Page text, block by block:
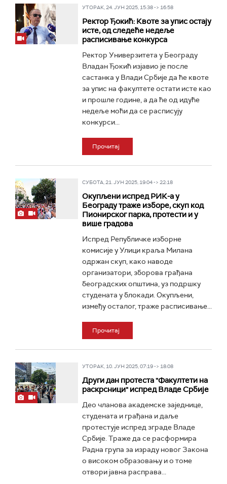
УТОРАК, 24. ЈУН 2025, 15:38 -> 16:58
Ректор Ђокић: Квоте за упис остају
исте, од следеће недеље
расписивање конкурса
Ректор Универзитета у Београду
Владан Ђокић изјавио је после
састанка у Влади Србије да ће квоте
за упис на факултете остати исте као
и прошле године, а да ће од идуће
недеље моћи да се расписују
конкурси...
Прочитај
СУБОТА, 21. ЈУН 2025, 19:04 -> 22:18
Окупљени испред РИК-а у
Београду траже изборе, скуп код
Пионирског парка, протести и у
више градова
Испред Републичке изборне
комисије у Улици краља Милана
одржан скуп, како наводе
организатори, зборова грађана
београдских општина, уз подршку
студената у блокади. Окупљени,
између осталог, траже расписивање...
Прочитај
УТОРАК, 10. ЈУН 2025, 07:19 -> 18:08
Други дан протеста "Факултети на
раскрсници" испред Владе Србије
Део чланова академске заједнице,
студената и грађана и даље
протестује испред зграде Владе
Србије. Траже да се расформира
Радна група за израду новог Закона
о високом образовању и о томе
отвори јавна расправа...